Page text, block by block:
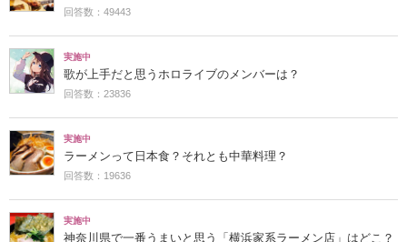
回答数：49443
実施中
歌が上手だと思うホロライブのメンバーは？
回答数：23836
実施中
ラーメンって日本食？それとも中華料理？
回答数：19636
実施中
神奈川県で一番うまいと思う「横浜家系ラーメン店」はどこ？